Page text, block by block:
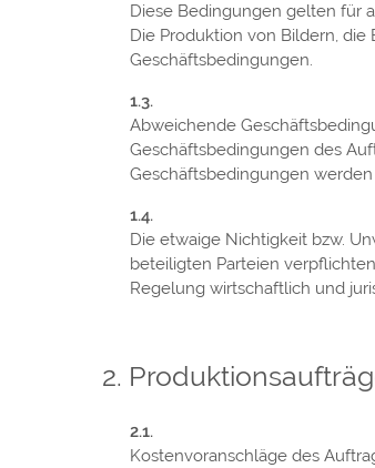
Diese Bedingungen gelten für
Die Produktion von Bildern,
Geschäftsbedingungen.
Abweichende
Geschäftsbedingungen des
Geschäftsbedingungen
Die etwaige Nichtigkeit bzw.
beteiligten Parteien
Regelung wirtschaftlich und
Kostenvoranschläge des